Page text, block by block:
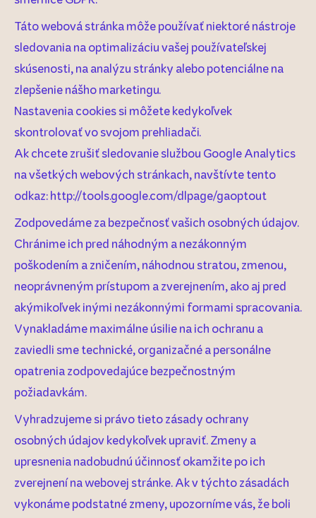
Táto webová stránka môže používať niektoré nástroje
sledovania na optimalizáciu vašej používateľskej
skúsenosti, na analýzu stránky alebo potenciálne na
zlepšenie nášho marketingu.
Nastavenia cookies si môžete kedykoľvek
skontrolovať vo svojom prehliadači.
Ak chcete zrušiť sledovanie službou Google Analytics
na všetkých webových stránkach, navštívte tento
odkaz: http://tools.google.com/dlpage/gaoptout
Zodpovedáme za bezpečnosť vašich osobných údajov.
Chránime ich pred náhodným a nezákonným
poškodením a zničením, náhodnou stratou, zmenou,
neoprávneným prístupom a zverejnením, ako aj pred
akýmikoľvek inými nezákonnými formami spracovania.
Vynakladáme maximálne úsilie na ich ochranu a
zaviedli sme technické, organizačné a personálne
opatrenia zodpovedajúce bezpečnostným
požiadavkám.
Vyhradzujeme si právo tieto zásady ochrany
osobných údajov kedykoľvek upraviť. Zmeny a
upresnenia nadobudnú účinnosť okamžite po ich
zverejnení na webovej stránke. Ak v týchto zásadách
vykonáme podstatné zmeny, upozorníme vás, že boli